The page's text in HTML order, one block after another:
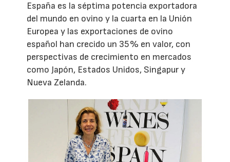
España es la séptima potencia exportadora
del mundo en ovino y la cuarta en la Unión
Europea y las exportaciones de ovino
español han crecido un 35 % en valor, con
perspectivas de crecimiento en mercados
como Japón, Estados Unidos, Singapur y
Nueva Zelanda.